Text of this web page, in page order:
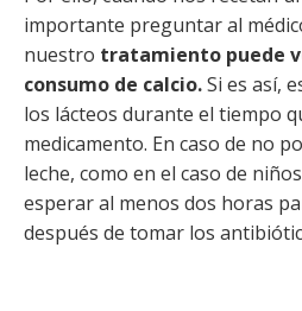
importante preguntar al
nuestro tratamiento puede
consumo de calcio.Si es así,
los lácteos durante el tiempo
medicamento. En caso de no
leche, como en el caso de
esperar al menos dos horas
después de tomar los